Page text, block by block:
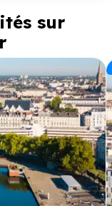
habiter ou investir
sur